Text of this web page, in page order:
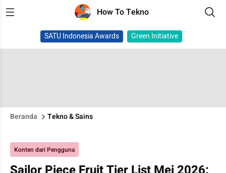
How To Tekno
SATU Indonesia Awards Green Initiative
Beranda Tekno & Sains
Konten dari Pengguna